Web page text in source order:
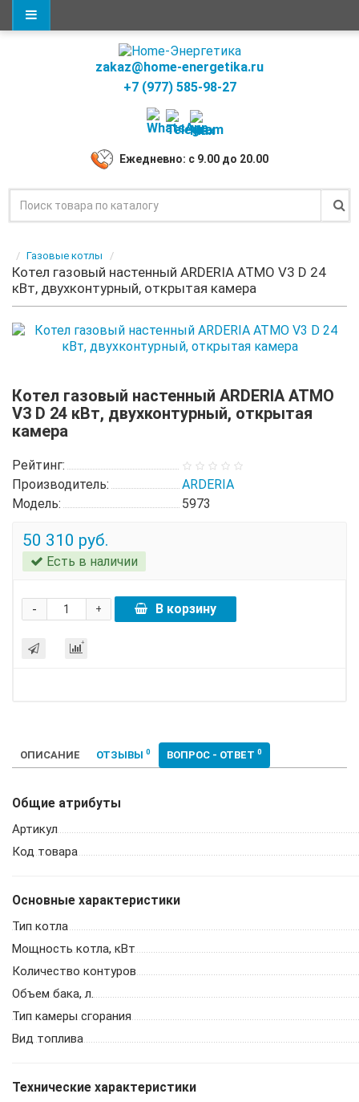
zakaz@home-energetika.ru
+7 (977) 585-98-27
Ежедневно: с 9.00 до 20.00
Газовые котлы
Котел газовый настенный ARDERIA ATMO V3 D 24
кВт, двухконтурный, открытая камера
Котел газовый настенный ARDERIA ATMO
V3 D 24 кВт, двухконтурный, открытая
камера
Рейтинг:
Производитель:
ARDERIA
Модель:
5973
50 310 руб.
Есть в наличии
+
- В корзину
ОПИСАНИЕ ОТЗЫВЫ 0 ВОПРОС - ОТВЕТ 0
Общие атрибуты
Артикул
Код товара
Основные характеристики
Тип котла
Мощность котла, кВт
Количество контуров
Объем бака, л.
Тип камеры сгорания
Вид топлива
Технические характеристики